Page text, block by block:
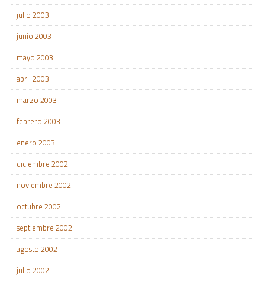
julio 2003
junio 2003
mayo 2003
abril 2003
marzo 2003
febrero 2003
enero 2003
diciembre 2002
noviembre 2002
octubre 2002
septiembre 2002
agosto 2002
julio 2002